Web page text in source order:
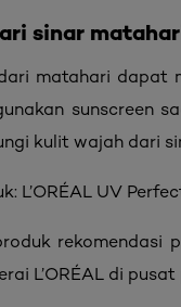
sinar
matahari dapat
sunscreen
kulit wajah dari
L’ORÉAL UV
rekomendasi
L’ORÉAL di